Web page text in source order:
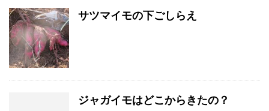
サツマイモの下ごしらえ
ジャガイモはどこからきたの？